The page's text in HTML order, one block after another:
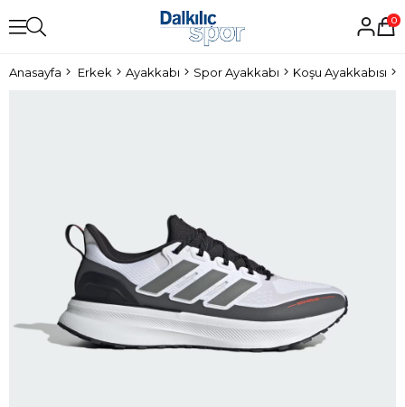
0
Anasayfa Erkek Ayakkabı Spor Ayakkabı Koşu Ayakkabısı